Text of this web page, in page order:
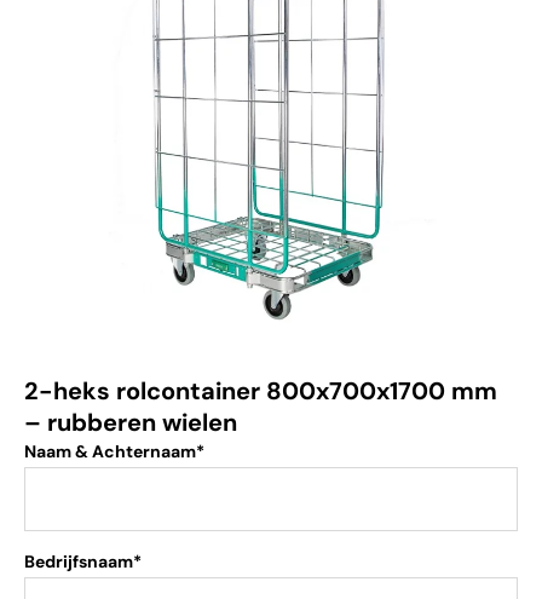
2-heks rolcontainer 800x700x1700 mm
– rubberen wielen
Naam & Achternaam*
Bedrijfsnaam*